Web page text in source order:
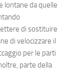
lontane da quelle
di sostituire
di velocizzare il
per le parti
parte della